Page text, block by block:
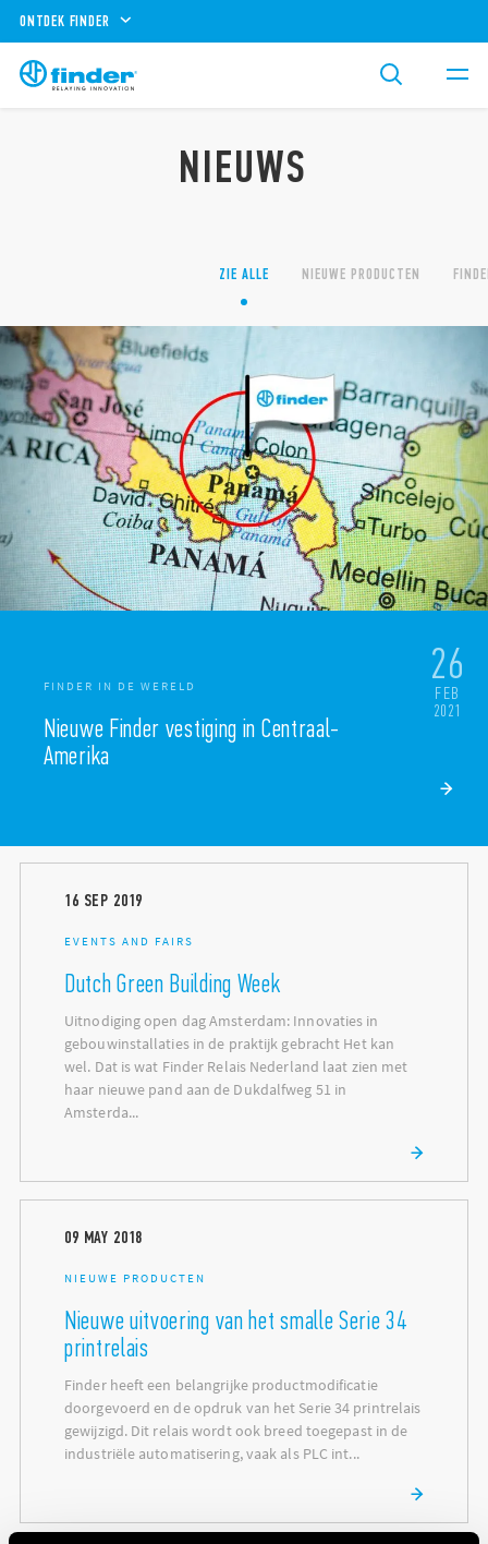
ONTDEK FINDER
NIEUWS
ZIE ALLE NIEUWE PRODUCTEN
26
FEB
2021
FINDER IN DE WERELD
Nieuwe Finder vestiging in Centraal-
Amerika
16 SEP 2019
EVENTS AND FAIRS
Dutch Green Building Week
Uitnodiging open dag Amsterdam: Innovaties in
gebouwinstallaties in de praktijk gebracht Het kan
wel. Dat is wat Finder Relais Nederland laat zien met
haar nieuwe pand aan de Dukdalfweg 51 in
Amsterda...
09 MAY 2018
NIEUWE PRODUCTEN
Nieuwe uitvoering van het smalle Serie 34
printrelais
Finder heeft een belangrijke productmodificatie
doorgevoerd en de opdruk van het Serie 34 printrelais
gewijzigd. Dit relais wordt ook breed toegepast in de
industriële automatisering, vaak als PLC int...